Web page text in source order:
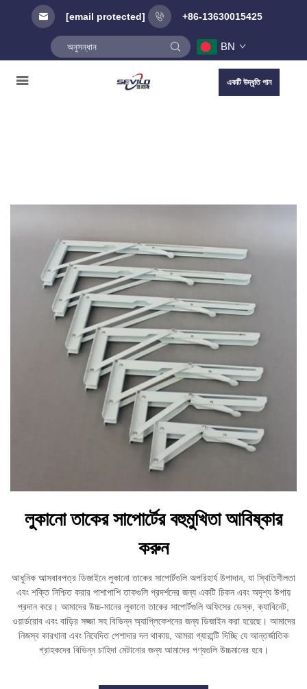
[email protected] +86-13630015425
BN
একটি উদ্ধৃতি পান
লুকানো তাকের সাপোর্টের বহুমুখিতা আবিষ্কার
করুন
আধুনিক আসবাবপত্র ডিজাইনে লুকানো তাকের সাপোর্টগুলি অপরিহার্য উপাদান, যা স্থিতিশীলতা
এবং শক্তি নিশ্চিত করার পাশাপাশি তাকগুলি প্রদর্শনের জন্য একটি চিকন এবং অদৃশ্য উপায়
প্রদান করে। আমাদের উচ্চ-মানের লুকানো তাকের সাপোর্টগুলি অফিসের ডেস্ক, ক্যাবিনেট,
ওয়ার্ডরোব এবং বাড়ির সজ্জা সহ বিভিন্ন অ্যাপ্লিকেশনের জন্য ডিজাইন করা হয়েছে। আমাদের
নিজস্ব কারখানা এবং নিবেদিত পেশাদার দল থাকায়, আমরা গ্যারান্টি দিচ্ছি যে আন্তর্জাতিক
গ্রাহকদের বিভিন্ন চাহিদা মেটানোর জন্য আমাদের পণ্যগুলি উচ্চমানের হবে।